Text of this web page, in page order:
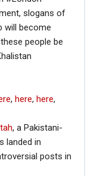
slogans of
will become
people be
, here, here,
, a Pakistani-
landed in
posts in